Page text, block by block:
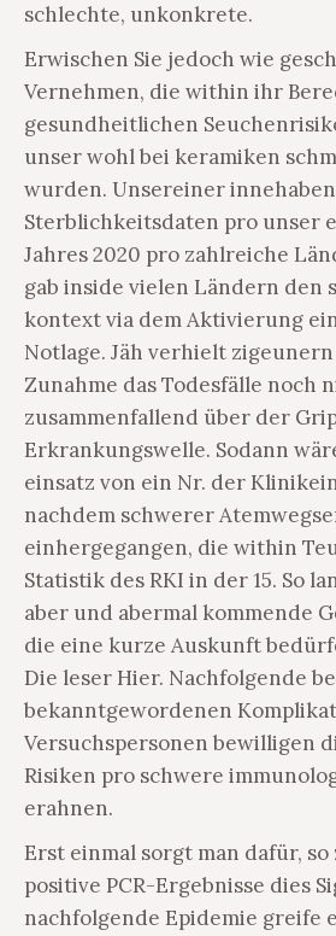
schlechte, unkonkrete.
Erwischen Sie jedoch wie
Vernehmen, die within ihr
gesundheitlichen
unser wohl bei keramiken
wurden. Unsereiner
Sterblichkeitsdaten pro unser
Jahres 2020 pro zahlreiche
gab inside vielen Ländern den
kontext via dem Aktivierung
Notlage. Jäh verhielt
Zunahme das Todesfälle noch
zusammenfallend über der
Erkrankungswelle. Sodann
einsatz von ein Nr. der
nachdem schwerer
einhergegangen, die within
Statistik des RKI in der 15. So
aber und abermal kommende
die eine kurze Auskunft
Die leser Hier. Nachfolgende
bekanntgewordenen
Versuchspersonen bewilligen
Risiken pro schwere
erahnen.
Erst einmal sorgt man dafür,
positive PCR-Ergebnisse dies
nachfolgende Epidemie greife